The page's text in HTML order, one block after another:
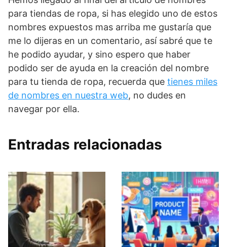
para tiendas de ropa, si has elegido uno de estos
nombres expuestos mas arriba me gustaría que
me lo dijeras en un comentario, así sabré que te
he podido ayudar, y sino espero que haber
podido ser de ayuda en la creación del nombre
para tu tienda de ropa, recuerda que tienes miles
de nombres en nuestra web, no dudes en
navegar por ella.
Entradas relacionadas